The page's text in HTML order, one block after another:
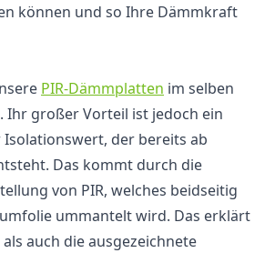
können und so Ihre Dämmkraft
PIR-Dämmplatten im selben
Ihr großer Vorteil ist jedoch ein
der bereits ab
Das kommt durch die
von PIR, welches beidseitig
ummantelt wird. Das erklärt
auch die ausgezeichnete